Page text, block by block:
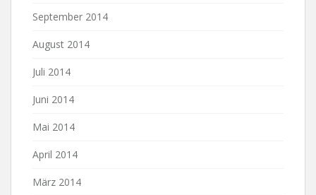
September 2014
August 2014
Juli 2014
Juni 2014
Mai 2014
April 2014
März 2014